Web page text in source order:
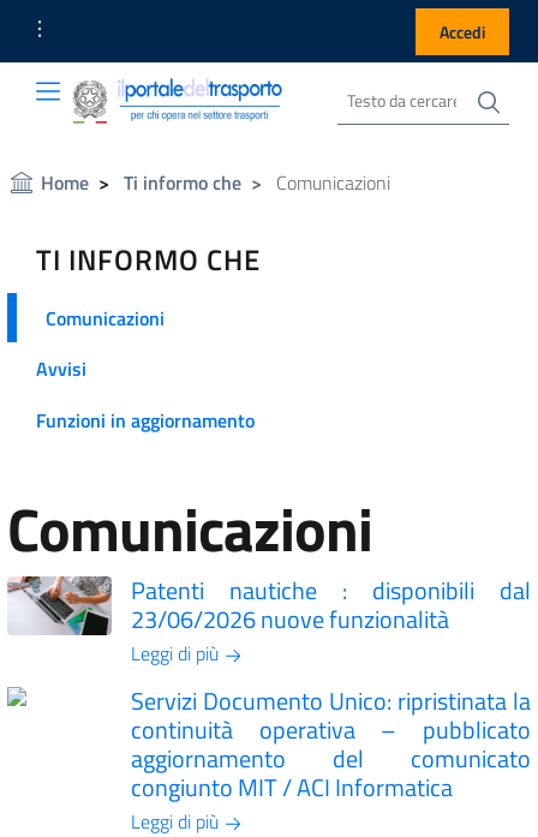
Link Utili Accedi
Portale del Trasporto
Portale del Trasporto Cerca nel sito
Home Ti informo che Comunicazioni
TI INFORMO CHE
Comunicazioni
Avvisi
Funzioni in aggiornamento
Comunicazioni
Patenti nautiche : disponibili dal
23/06/2026 nuove funzionalità
Leggi di più
Servizi Documento Unico: ripristinata la
continuità operativa – pubblicato
aggiornamento del comunicato
congiunto MIT / ACI Informatica
Leggi di più